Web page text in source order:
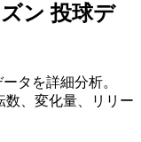
ン 投球デ
タを詳細分析。
数、変化量、リリー